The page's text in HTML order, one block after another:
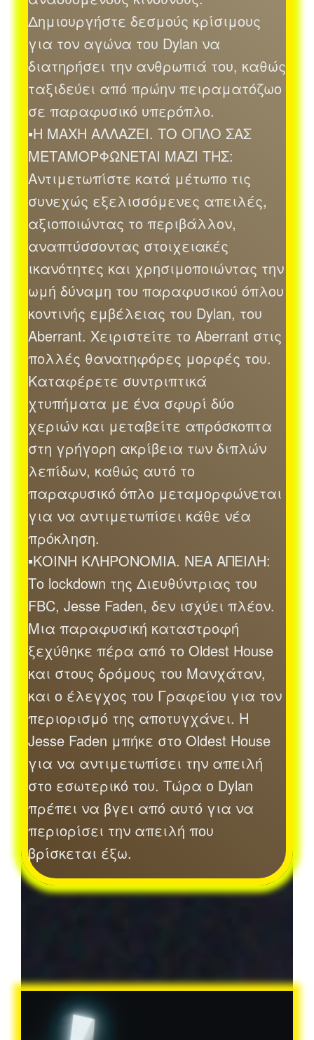
Δημιουργήστε δεσμούς κρίσιμους
για τον αγώνα του Dylan να
διατηρήσει την ανθρωπιά του, καθώς
ταξιδεύει από πρώην πειραματόζωο
σε παραφυσικό υπερόπλο.
▪Η ΜΑΧΗ ΑΛΛΑΖΕΙ. ΤΟ ΟΠΛΟ ΣΑΣ
ΜΕΤΑΜΟΡΦΩΝΕΤΑΙ ΜΑΖΙ ΤΗΣ:
Αντιμετωπίστε κατά μέτωπο τις
συνεχώς εξελισσόμενες απειλές,
αξιοποιώντας το περιβάλλον,
αναπτύσσοντας στοιχειακές
ικανότητες και χρησιμοποιώντας την
ωμή δύναμη του παραφυσικού όπλου
κοντινής εμβέλειας του Dylan, του
Aberrant. Χειριστείτε το Aberrant στις
πολλές θανατηφόρες μορφές του.
Καταφέρετε συντριπτικά
χτυπήματα με ένα σφυρί δύο
χεριών και μεταβείτε απρόσκοπτα
στη γρήγορη ακρίβεια των διπλών
λεπίδων, καθώς αυτό το
παραφυσικό όπλο μεταμορφώνεται
για να αντιμετωπίσει κάθε νέα
πρόκληση.
▪ΚΟΙΝΗ ΚΛΗΡΟΝΟΜΙΑ. ΝΕΑ ΑΠΕΙΛΗ:
Το lockdown της Διευθύντριας του
FBC, Jesse Faden, δεν ισχύει πλέον.
Μια παραφυσική καταστροφή
ξεχύθηκε πέρα από το Oldest House
και στους δρόμους του Μανχάταν,
και ο έλεγχος του Γραφείου για τον
περιορισμό της αποτυγχάνει. Η
Jesse Faden μπήκε στο Oldest House
για να αντιμετωπίσει την απειλή
στο εσωτερικό του. Τώρα ο Dylan
πρέπει να βγει από αυτό για να
περιορίσει την απειλή που
βρίσκεται έξω.